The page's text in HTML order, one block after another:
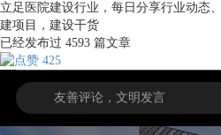
立足医院建设行业，每日分享行业动态
建项目，建设干货
已经发布过 4593 篇文章
425